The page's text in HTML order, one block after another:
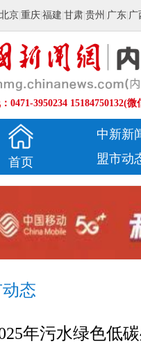
北京 重庆 福建 甘肃 贵州 广东 广
0471-3950234 15184750132(微
首页
中新新
盟市动
态
年污水绿色低